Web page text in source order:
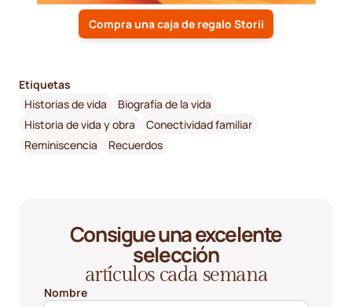
Compra una caja de regalo Storii
Etiquetas
Historias de vida
Biografía de la vida
Historia de vida y obra
Conectividad familiar
Reminiscencia
Recuerdos
Consigue una excelente
selección
artículos cada semana
Nombre